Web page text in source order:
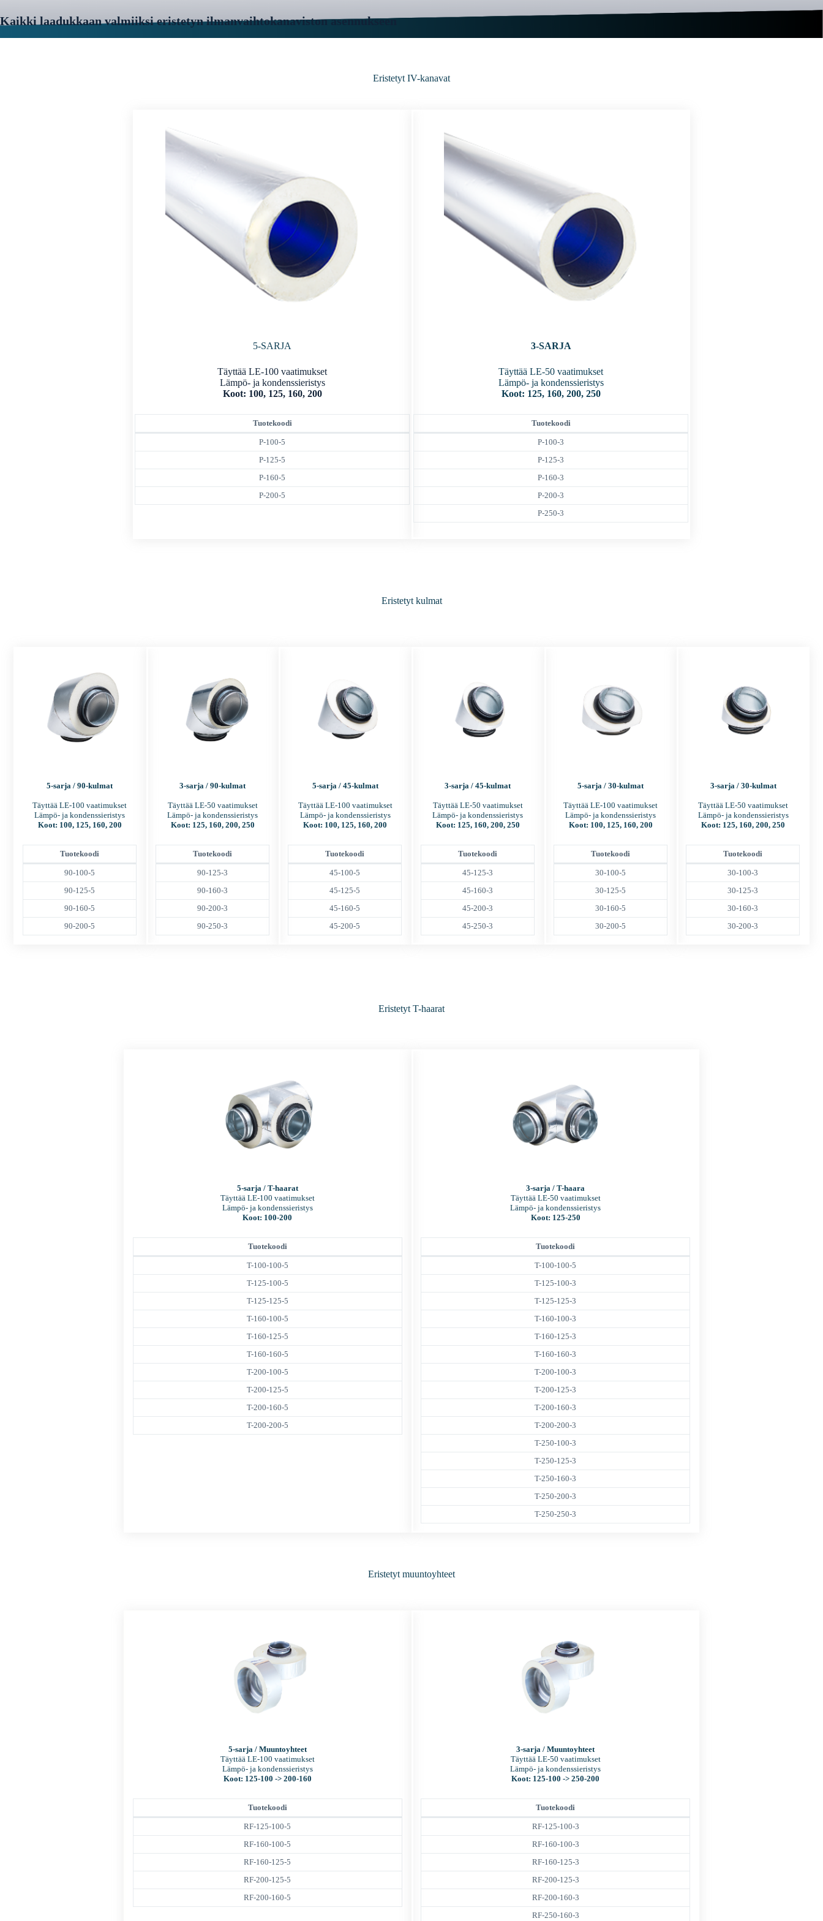
Kaikki laadukkaan valmiiksi eristetyn ilmanvaihtokanaviston asennukseen
Eristetyt IV-kanavat
5-SARJA
Täyttää LE-100 vaatimukset
Lämpö- ja kondenssieristys
Koot: 100, 125, 160, 200
Tuotekoodi
P-100-5
P-125-5
P-160-5
P-200-5
3-SARJA
Täyttää LE-50 vaatimukset
Lämpö- ja kondenssieristys
Koot: 125, 160, 200, 250
Tuotekoodi
P-100-3
P-125-3
P-160-3
P-200-3
P-250-3
Eristetyt kulmat
5-sarja / 90-kulmat
Täyttää LE-100 vaatimukset
Lämpö- ja kondenssieristys
Koot: 100, 125, 160, 200
Tuotekoodi
90-100-5
90-125-5
90-160-5
90-200-5
3-sarja / 90-kulmat
Täyttää LE-50 vaatimukset
Lämpö- ja kondenssieristys
Koot: 125, 160, 200, 250
Tuotekoodi
90-125-3
90-160-3
90-200-3
90-250-3
5-sarja / 45-kulmat
Täyttää LE-100 vaatimukset
Lämpö- ja kondenssieristys
Koot: 100, 125, 160, 200
Tuotekoodi
45-100-5
45-125-5
45-160-5
45-200-5
3-sarja / 45-kulmat
Täyttää LE-50 vaatimukset
Lämpö- ja kondenssieristys
Koot: 125, 160, 200, 250
Tuotekoodi
45-125-3
45-160-3
45-200-3
45-250-3
5-sarja / 30-kulmat
Täyttää LE-100 vaatimukset
Lämpö- ja kondenssieristys
Koot: 100, 125, 160, 200
Tuotekoodi
30-100-5
30-125-5
30-160-5
30-200-5
3-sarja / 30-kulmat
Täyttää LE-50 vaatimukset
Lämpö- ja kondenssieristys
Koot: 125, 160, 200, 250
Tuotekoodi
30-100-3
30-125-3
30-160-3
30-200-3
Eristetyt T-haarat
5-sarja / T-haarat
Täyttää LE-100 vaatimukset
Lämpö- ja kondenssieristys
Koot: 100-200
Tuotekoodi
T-100-100-5
T-125-100-5
T-125-125-5
T-160-100-5
T-160-125-5
T-160-160-5
T-200-100-5
T-200-125-5
T-200-160-5
T-200-200-5
3-sarja / T-haara
Täyttää LE-50 vaatimukset
Lämpö- ja kondenssieristys
Koot: 125-250
Tuotekoodi
T-100-100-5
T-125-100-3
T-125-125-3
T-160-100-3
T-160-125-3
T-160-160-3
T-200-100-3
T-200-125-3
T-200-160-3
T-200-200-3
T-250-100-3
T-250-125-3
T-250-160-3
T-250-200-3
T-250-250-3
Eristetyt muuntoyhteet
5-sarja / Muuntoyhteet
Täyttää LE-100 vaatimukset
Lämpö- ja kondenssieristys
Koot: 125-100 -> 200-160
Tuotekoodi
RF-125-100-5
RF-160-100-5
RF-160-125-5
RF-200-125-5
RF-200-160-5
3-sarja / Muuntoyhteet
Täyttää LE-50 vaatimukset
Lämpö- ja kondenssieristys
Koot: 125-100 ->250-200
Tuotekoodi
RF-125-100-3
RF-160-100-3
RF-160-125-3
RF-200-125-3
RF-200-160-3
RF-250-160-3